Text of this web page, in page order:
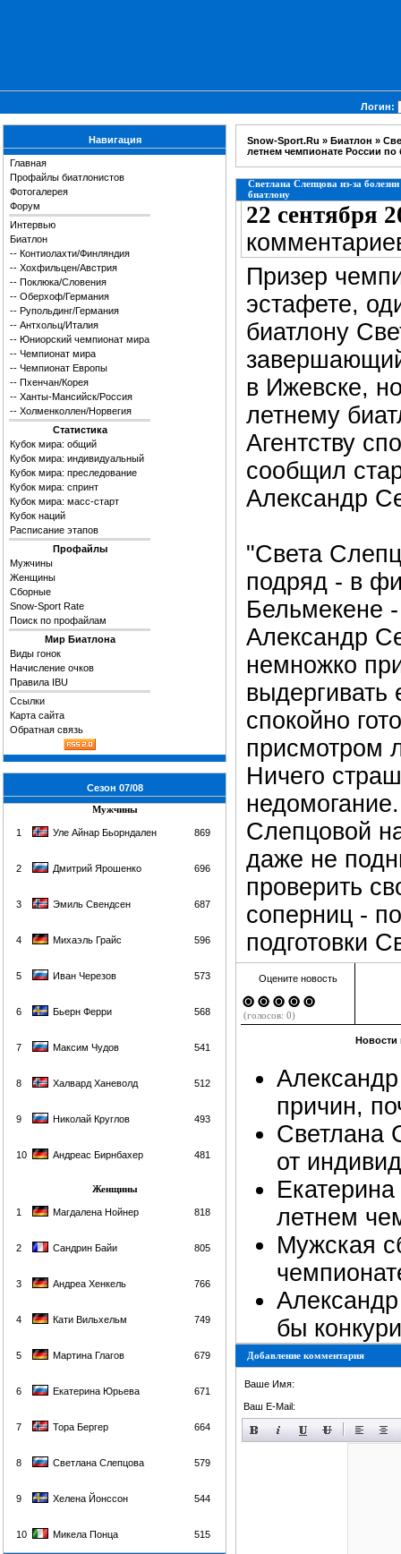
Логин:
Навигация
Главная
Профайлы биатлонистов
Фотогалерея
Форум
Интервью
Биатлон
-- Контиолахти/Финляндия
-- Хохфильцен/Австрия
-- Поклюка/Словения
-- Оберхоф/Германия
-- Рупольдинг/Германия
-- Антхольц/Италия
-- Юниорский чемпионат мира
-- Чемпионат мира
-- Чемпионат Европы
-- Пхенчан/Корея
-- Ханты-Мансийск/Россия
-- Холменколлен/Норвегия
Статистика
Кубок мира: общий
Кубок мира: индивидуальный
Кубок мира: преследование
Кубок мира: спринт
Кубок мира: масс-старт
Кубок наций
Расписание этапов
Профайлы
Мужчины
Женщины
Сборные
Snow-Sport Rate
Поиск по профайлам
Мир Биатлона
Виды гонок
Начисление очков
Правила IBU
Ссылки
Карта сайта
Обратная связь
Сезон 07/08
Мужчины
1 Уле Айнар Бьорндален 869
2 Дмитрий Ярошенко 696
3 Эмиль Свендсен 687
4 Михаэль Грайс 596
5 Иван Черезов 573
6 Бьерн Ферри 568
7 Максим Чудов 541
8 Халвард Ханеволд 512
9 Николай Круглов 493
10 Андреас Бирнбахер 481
Женщины
1 Магдалена Нойнер 818
2 Сандрин Байи 805
3 Андреа Хенкель 766
4 Кати Вильхельм 749
5 Мартина Глагов 679
6 Екатерина Юрьева 671
7 Тора Бергер 664
8 Светлана Слепцова 579
9 Хелена Йонссон 544
10 Микела Понца 515
Snow-Sport.Ru » Биатлон »
летнем чемпионате России по
Светлана Слепцова из-за
биатлону
22 сентября
Призер
эстафете,
биатлону
в Ижевске,
летнему
Агентству
сообщил
Александр
"Света
подряд - в
Бельмекене
Александр
немножко
спокойно
присмотром
Ничего
Слепцовой
даже не
проверить
соперниц -
подготовки
Оцените новость
(голосов: 0)
Новости
причин,
Светлана
от
летнем
Мужская
бы
Добавление комментария
Ваше Имя:
Ваш E-Mail: